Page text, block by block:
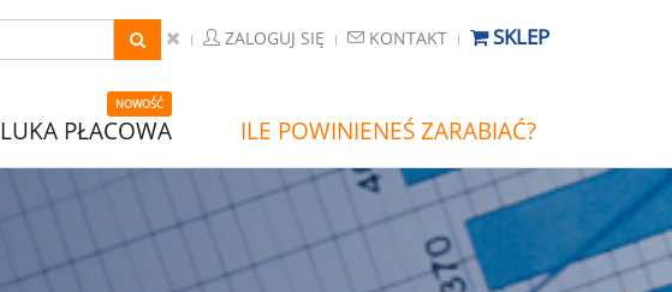
ZALOGUJ SIĘ KONTAKT SKLEP
NOWOŚĆ
LUKA PŁACOWA ILE POWINIENEŚ ZARABIAĆ?